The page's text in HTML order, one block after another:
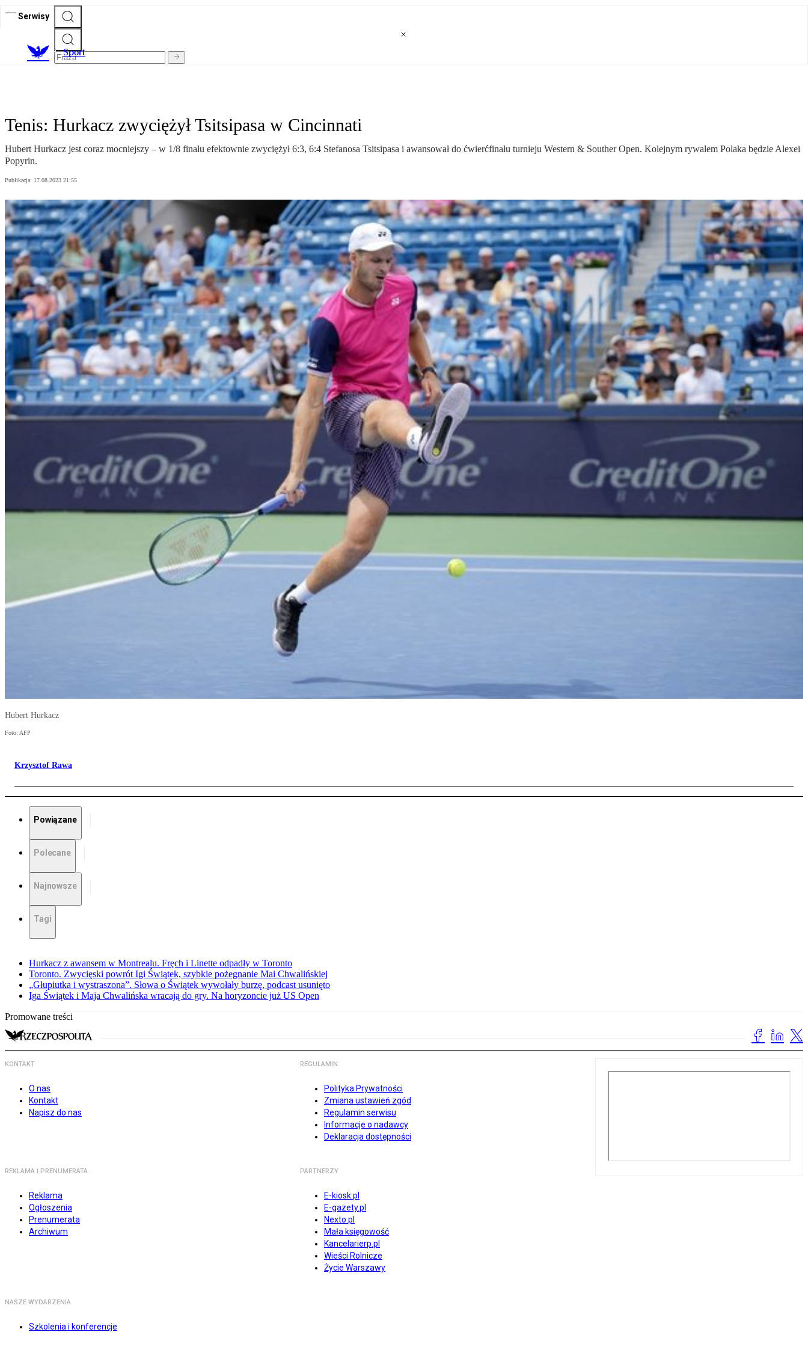
Serwisy
Sport
Tenis: Hurkacz zwyciężył Tsitsipasa w Cincinnati
Hubert Hurkacz jest coraz mocniejszy – w 1/8 finału efektownie zwyciężył 6:3, 6:4 Stefanosa Tsitsipasa i awansował do ćwierćfinału turnieju Western & Souther Open. Kolejnym rywalem Polaka będzie Alexei
Popyrin.
Publikacja: 17.08.2023 21:55
Hubert Hurkacz
Foto: AFP
Krzysztof Rawa
Powiązane
Polecane
Najnowsze
Tagi
Hurkacz z awansem w Montrealu. Fręch i Linette odpadły w Toronto
Toronto. Zwycięski powrót Igi Świątek, szybkie pożegnanie Mai Chwalińskiej
„Głupiutka i wystraszona”. Słowa o Świątek wywołały burzę, podcast usunięto
Iga Świątek i Maja Chwalińska wracają do gry. Na horyzoncie już US Open
Promowane treści
KONTAKT
O nas
Kontakt
Napisz do nas
REGULAMIN
Polityka Prywatności
Zmiana ustawień zgód
Regulamin serwisu
Informacje o nadawcy
Deklaracja dostępności
REKLAMA I PRENUMERATA
Reklama
Ogłoszenia
Prenumerata
Archiwum
PARTNERZY
E-kiosk.pl
E-gazety.pl
Nexto.pl
Mała księgowość
Kancelarierp.pl
Wieści Rolnicze
Życie Warszawy
NASZE WYDARZENIA
Szkolenia i konferencje